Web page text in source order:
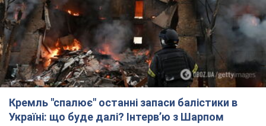
Кремль "спалює" останні запаси балістики в
Україні: що буде далі? Інтерв’ю з Шарпом